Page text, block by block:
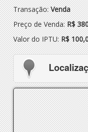
Transação:Venda
Preço de Venda:R$
Valor do IPTU:R$